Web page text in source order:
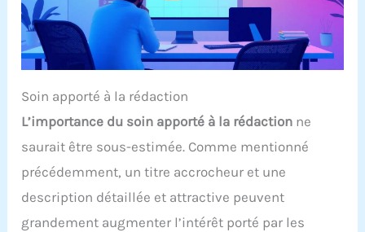
Soin apporté à la rédaction
L’importance du soin apporté à la rédaction ne
saurait être sous-estimée. Comme mentionné
précédemment, un titre accrocheur et une
description détaillée et attractive peuvent
grandement augmenter l’intérêt porté par les